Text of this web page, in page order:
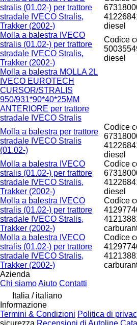
stralis (01.02-) per trattore
stradale IVECO Stralis,
Trakker (2002-)
diesel
Molla a balestra IVECO
stralis (01.02-) per trattore
stradale IVECO Stralis,
Trakker (2002-)
Codice
diesel
Molla a balestra MOLLA 2L
IVECO EUROTECH
CURSOR/STRALIS
950/931*90*40*25MM
ANTERIORE per trattore
stradale IVECO Stralis
Molla a balestra per trattore
stradale IVECO Stralis
(01.02-)
Codice
diesel
Molla a balestra IVECO
stralis (01.02-) per trattore
stradale IVECO Stralis,
Trakker (2002-)
Codice
diesel
Molla a balestra IVECO
stralis (01.02-) per trattore
stradale IVECO Stralis,
Trakker (2002-)
Codice
Molla a balestra IVECO
stralis (01.02-) per trattore
stradale IVECO Stralis,
Trakker (2002-)
Codice
Azienda
Chi siamoAiuto Contatti
Italia / italiano
Informazione
Termini & Condizioni Politica di
sicurezza Recensioni di Autoline